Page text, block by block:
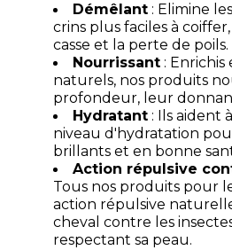
Démêlant : Elimine
crins plus faciles à
casse et la perte de poils.
Nourrissant :
naturels, nos produits
profondeur, leur
Hydratant : Ils aident
niveau d'hydratation
brillants et en bonne
Action répulsive
Tous nos produits pour
action répulsive
cheval contre les
respectant sa peau.